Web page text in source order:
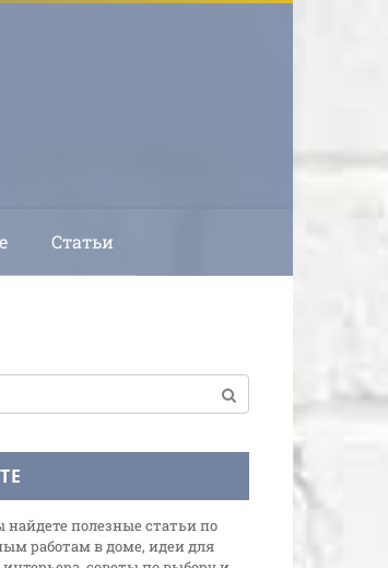
Статьи
найдете полезные статьи по
работам в доме, идеи для